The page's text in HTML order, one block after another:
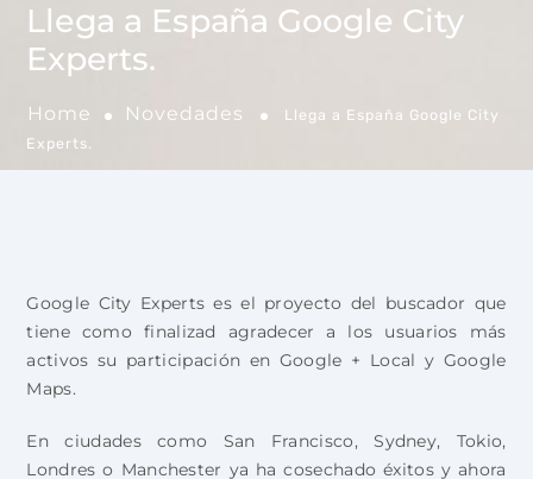
Llega a España Google City
Experts.
Home Novedades
Llega a España Google City
Experts.
Google City Experts es el proyecto del buscador que
tiene como finalizad agradecer a los usuarios más
activos su participación en Google + Local y Google
Maps.
En ciudades como San Francisco, Sydney, Tokio,
Londres o Manchester ya ha cosechado éxitos y ahora